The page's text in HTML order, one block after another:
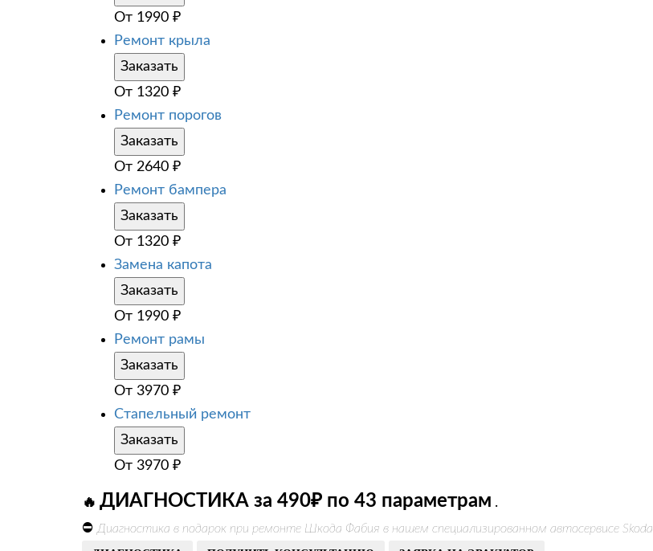
От 1990 ₽
Ремонт крыла
Заказать
От 1320 ₽
Ремонт порогов
Заказать
От 2640 ₽
Ремонт бампера
Заказать
От 1320 ₽
Замена капота
Заказать
От 1990 ₽
Ремонт рамы
Заказать
От 3970 ₽
Стапельный ремонт
Заказать
От 3970 ₽
🔥 ДИАГНОСТИКА за 490₽ по 43 параметрам .
⛔ Диагностика в подарок при ремонте Шкода Фабия в нашем специализированном автосервисе Skoda